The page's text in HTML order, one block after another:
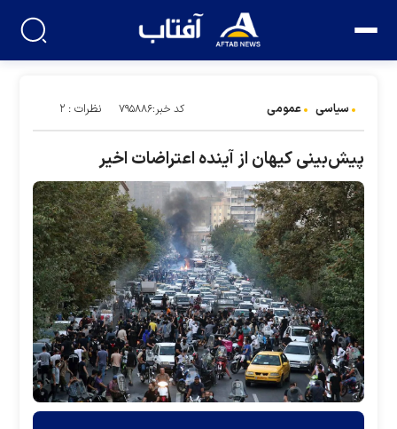
سیاسی عمومی کد خبر:۷۹۵۸۸۶ نظرات : ۲
پیش‌بینی کیهان از آینده اعتراضات اخیر